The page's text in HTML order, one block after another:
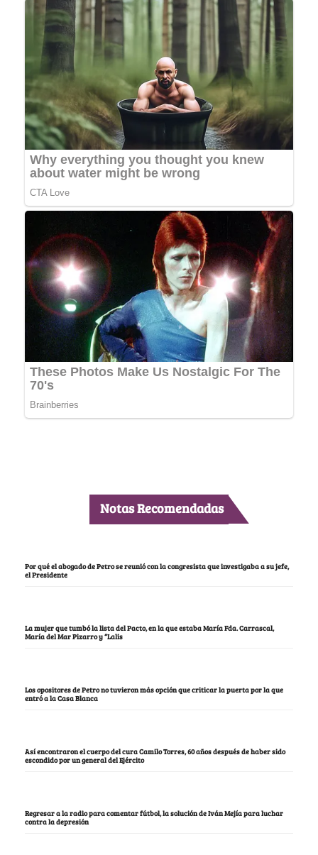
Notas Recomendadas
Por qué el abogado de Petro se reunió con la congresista que investigaba a su jefe,
el Presidente
La mujer que tumbó la lista del Pacto, en la que estaba María Fda. Carrascal,
María del Mar Pizarro y “Lalis
Los opositores de Petro no tuvieron más opción que criticar la puerta por la que
entró a la Casa Blanca
Así encontraron el cuerpo del cura Camilo Torres, 60 años después de haber sido
escondido por un general del Ejército
Regresar a la radio para comentar fútbol, la solución de Iván Mejía para luchar
contra la depresión